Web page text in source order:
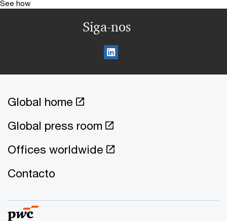
See how
Siga-nos
Global home
Global press room
Offices worldwide
Contacto